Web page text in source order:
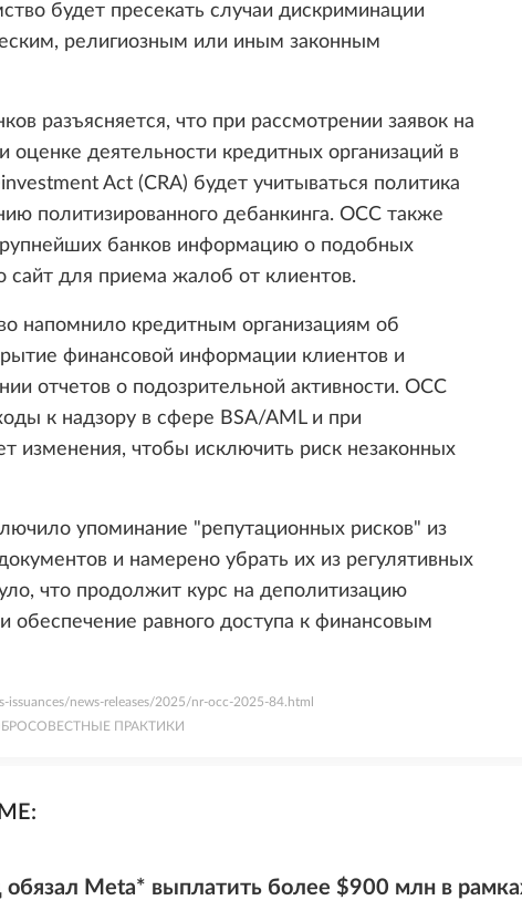
будет пресекать случаи дискриминации
религиозным или иным законным
разъясняется, что при рассмотрении заявок на
оценке деятельности кредитных организаций в
Act (CRA) будет учитываться политика
политизированного дебанкинга. OCC также
банков информацию о подобных
сайт для приема жалоб от клиентов.
напомнило кредитным организациям об
финансовой информации клиентов и
отчетов о подозрительной активности. OCC
к надзору в сфере BSA/AML и при
изменения, чтобы исключить риск незаконных
упоминание "репутационных рисков" из
и намерено убрать их из регулятивных
что продолжит курс на деполитизацию
обеспечение равного доступа к финансовым
issuances/news-releases/2025/nr-occ-2025-84.html
ПРАКТИКИ
Meta* выплатить более $900 млн в